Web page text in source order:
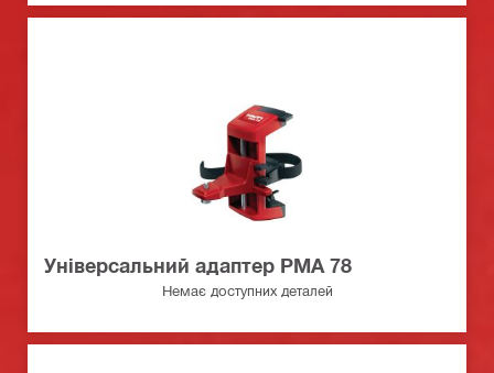
Унiверсальний адаптер PMA 78
Немає доступних деталей